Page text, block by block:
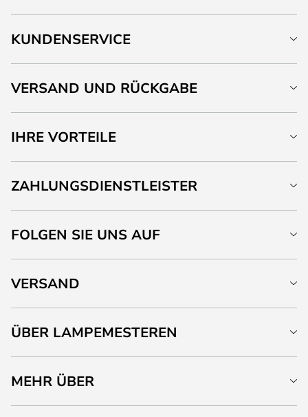
KUNDENSERVICE
VERSAND UND RÜCKGABE
IHRE VORTEILE
ZAHLUNGSDIENSTLEISTER
FOLGEN SIE UNS AUF
VERSAND
ÜBER LAMPEMESTEREN
MEHR ÜBER